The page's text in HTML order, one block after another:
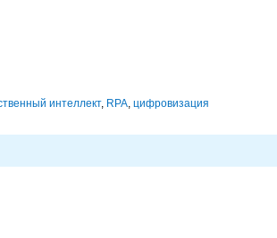
интеллект, RPA, цифровизация